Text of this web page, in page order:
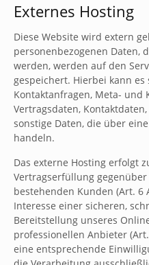
Externes Hosting
Diese Website wird extern
personenbezogenen Daten,
werden, werden auf den
gespeichert. Hierbei kann es
Kontaktanfragen, Meta- und
Vertragsdaten,
sonstige Daten, die über
handeln.
Das externe Hosting erfolgt
Vertragserfüllung
bestehenden Kunden (Art. 6
Interesse einer sicheren,
Bereitstellung unseres
professionellen Anbieter
eine entsprechende